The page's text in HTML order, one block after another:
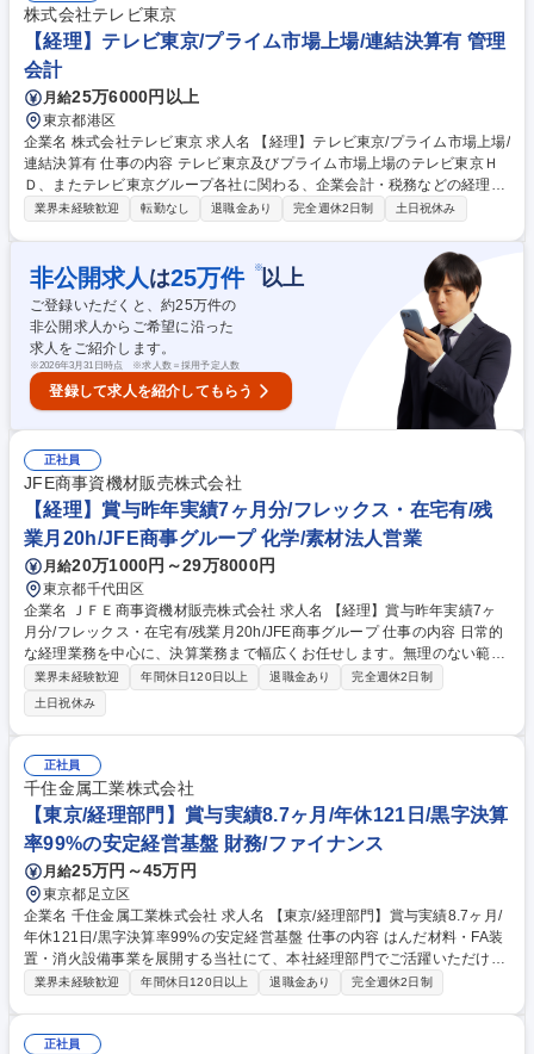
にはチームを牽引する役割を担っていただきます。 募集職種 【大阪】経
理（未経験歓迎）/経理・財務のCoEで経営貢献/DX推進
株式会社テレビ東京
【経理】テレビ東京/プライム市場上場/連結決算有 管理
会計
月給25万6000円以上
東京都港区
企業名 株式会社テレビ東京 求人名 【経理】テレビ東京/プライム市場上場/
連結決算有 仕事の内容 テレビ東京及びプライム市場上場のテレビ東京Ｈ
Ｄ、またテレビ東京グループ各社に関わる、企業会計・税務などの経理業
務全般を担当していただきます。 ≪具体的な仕事内容≫●入金・支払い等
結納税） ●決算書類の作成（連結決算含む）●税金の納付 など ≪魅力≫●
プライム市場上場企業で会計・税務を経験できる ●幅広い業務を経験でき
るためキャリアアップにつながる ◎経験のない分野も挑戦可能。OJT形式
でしっかりフォローしますのでご安心ください。 募集職種 【経理】テレ
ビ東京/プライム市場上場/連結決算有
業界未経験歓迎 転勤なし 退職金あり 完全週休2日制 土日祝休み
非公開求人 は25万件 ※以上
ご登録いただくと、約25万件の
非公開求人からご希望に沿った
求人をご紹介します。
※2026年3月31日時点 ※求人数＝採用予定人数
登録して求人を紹介してもらう
正社員
JFE商事資機材販売株式会社
【経理】賞与昨年実績7ヶ月分/フレックス・在宅有/残
業月20h/JFE商事グループ 化学/素材法人営業
月給20万1000円～29万8000円
東京都千代田区
企業名 ＪＦＥ商事資機材販売株式会社 求人名 【経理】賞与昨年実績7ヶ
月分/フレックス・在宅有/残業月20h/JFE商事グループ 仕事の内容 日常的
な経理業務を中心に、決算業務まで幅広くお任せします。無理のない範囲
からスタートし、将来的には管理部門の要としてスキルアップを図ってい
ただくことを期待します。 ■日常経理：仕訳入力、伝票処理、現金出納管
理 ■債権債務：売掛金・買掛金管理、請求書作成・管理 ■決算・外部連
携：月次・年次決算のサポート、会計事務所とのやり取り ■その他：Exce
lを使用した簡単な資料作成など 募集職種 【経理】賞与昨年実績7ヶ月分/
フレックス・在宅有/残業月20h/JFE商事グループ
業界未経験歓迎 年間休日120日以上 退職金あり
完全週休2日制
土日祝休み
正社員
千住金属工業株式会社
【東京/経理部門】賞与実績8.7ヶ月/年休121日/黒字決算
率99%の安定経営基盤 財務/ファイナンス
月給25万円～45万円
東京都足立区
企業名 千住金属工業株式会社 求人名 【東京/経理部門】賞与実績8.7ヶ月/
年休121日/黒字決算率99%の安定経営基盤 仕事の内容 はんだ材料・FA装
置・消火設備事業を展開する当社にて、本社経理部門でご活躍いただける
方を募集いたします。資金繰管理、資金運用、月次/年次決算対応などを担
務に関する業務 ≪業務プロセス部≫■出納業務及び入出金管理■経費支払
業界未経験歓迎 年間休日120日以上 退職金あり 完全週休2日制
正社員